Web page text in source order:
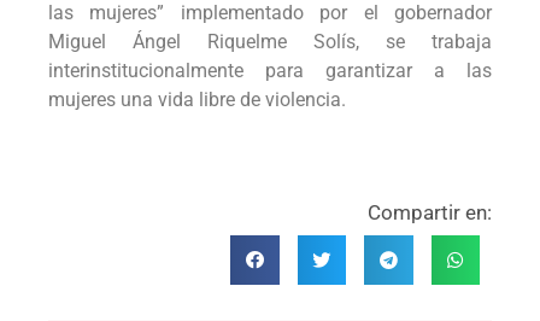
las mujeres” implementado por el gobernador
Miguel Ángel Riquelme Solís, se trabaja
interinstitucionalmente para garantizar a las
mujeres una vida libre de violencia.
Compartir en: